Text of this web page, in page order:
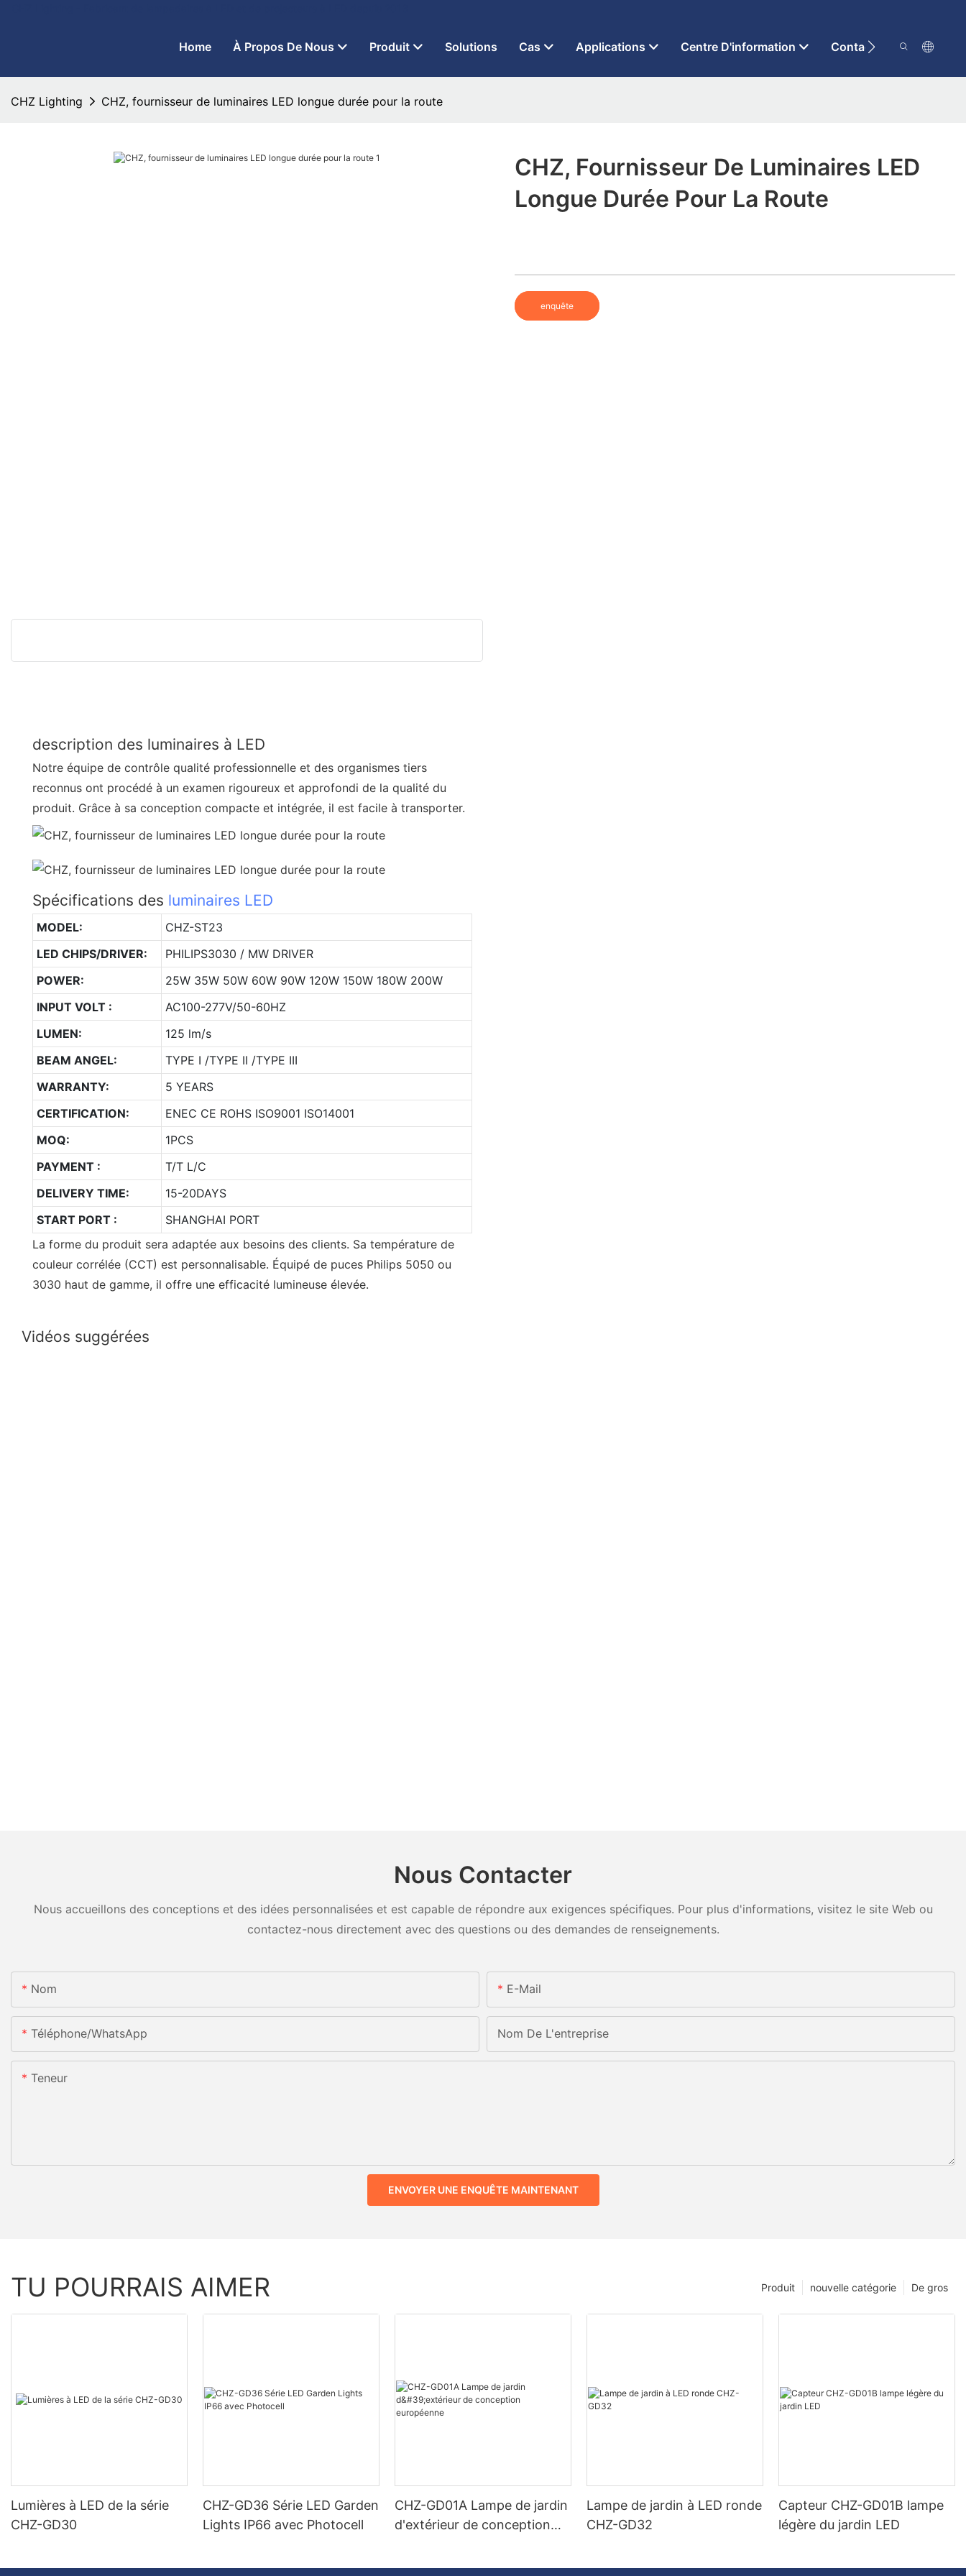
Home À Propos De Nous Produit Solutions Cas Applications Centre D'information Contactez-Nous
CHZ Lighting CHZ, fournisseur de luminaires LED longue durée pour la route
CHZ, Fournisseur De Luminaires LED
Longue Durée Pour La Route
enquête
description des luminaires à LED
Notre équipe de contrôle qualité professionnelle et des organismes tiers
reconnus ont procédé à un examen rigoureux et approfondi de la qualité du
produit. Grâce à sa conception compacte et intégrée, il est facile à transporter.
Spécifications des luminaires LED
MODEL:
CHZ-ST23
LED CHIPS/DRIVER:
PHILIPS3030 / MW DRIVER
POWER:
25W 35W 50W 60W 90W 120W 150W 180W 200W
INPUT VOLT :
AC100-277V/50-60HZ
LUMEN:
125 lm/s
BEAM ANGEL:
TYPE I /TYPE II /TYPE III
WARRANTY:
5 YEARS
CERTIFICATION:
ENEC CE ROHS ISO9001 ISO14001
MOQ:
1PCS
PAYMENT :
T/T L/C
DELIVERY TIME:
15-20DAYS
START PORT :
SHANGHAI PORT
La forme du produit sera adaptée aux besoins des clients. Sa température de
couleur corrélée (CCT) est personnalisable. Équipé de puces Philips 5050 ou
3030 haut de gamme, il offre une efficacité lumineuse élevée.
Vidéos suggérées
Nous Contacter
Nous accueillons des conceptions et des idées personnalisées et est capable de répondre aux exigences spécifiques. Pour plus d'informations, visitez le site Web ou
contactez-nous directement avec des questions ou des demandes de renseignements.
Nom E-Mail
Téléphone/WhatsApp Nom De L'entreprise
Teneur
ENVOYER UNE ENQUÊTE MAINTENANT
TU POURRAIS AIMER De gros
nouvelle catégorie
Produit
Lumières à LED de la série
CHZ-GD30
CHZ-GD36 Série LED Garden
Lights IP66 avec Photocell
CHZ-GD01A Lampe de jardin
d'extérieur de conception
Lampe de jardin à LED ronde
CHZ-GD32
Capteur CHZ-GD01B lampe
légère du jardin LED